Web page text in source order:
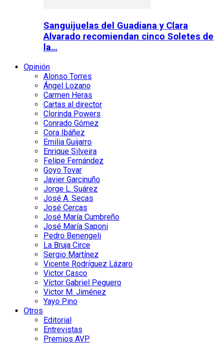
Sanguijuelas del Guadiana y Clara
Alvarado recomiendan cinco Soletes de
la…
Opinión
Alonso Torres
Ángel Lozano
Carmen Heras
Cartas al director
Clorinda Powers
Conrado Gómez
Cora Ibáñez
Emilia Guijarro
Enrique Silveira
Felipe Fernández
Goyo Tovar
Javier Garcinuño
Jorge L. Suárez
José A. Secas
José Cercas
José María Cumbreño
José María Saponi
Pedro Benengeli
La Bruja Circe
Sergio Martínez
Vicente Rodríguez Lázaro
Victor Casco
Víctor Gabriel Peguero
Victor M. Jiménez
Yayo Pino
Otros
Editorial
Entrevistas
Premios AVP